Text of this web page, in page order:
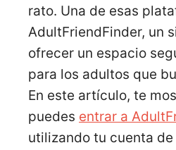
rato. Una de esas
AdultFriendFinder, un
ofrecer un espacio
para los adultos que
En este artículo, te
puedes entrar a
utilizando tu cuenta de